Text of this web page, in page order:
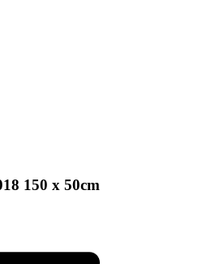
150 x 50cm